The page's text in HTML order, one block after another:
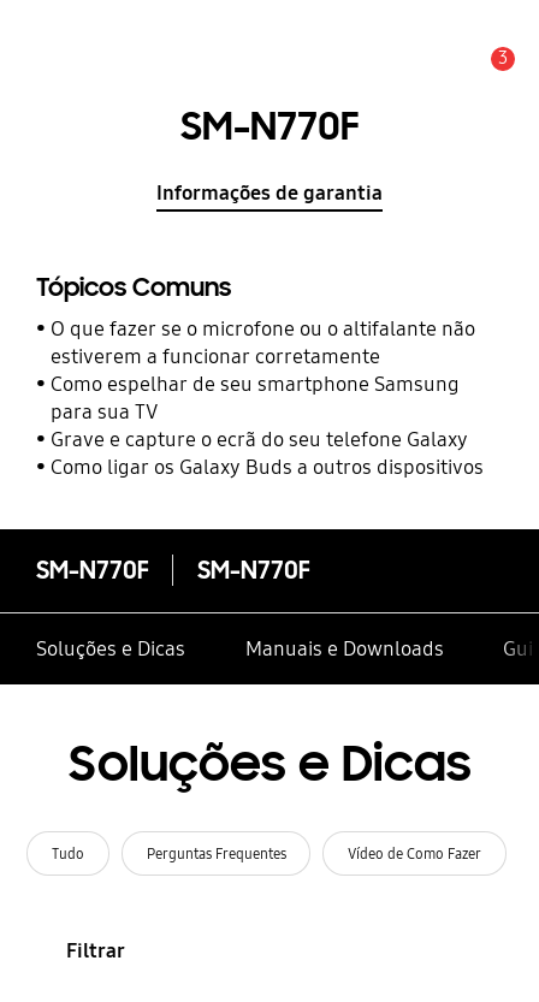
3
SM-N770F
Informações de garantia
Tópicos Comuns
O que fazer se o microfone ou o altifalante não
estiverem a funcionar corretamente
Como espelhar de seu smartphone Samsung
para sua TV
Grave e capture o ecrã do seu telefone Galaxy
Como ligar os Galaxy Buds a outros dispositivos
SM-N770F SM-N770F
Soluções e Dicas Manuais e Downloads
Soluções e Dicas
Tudo Perguntas Frequentes Vídeo de Como Fazer
Filtrar